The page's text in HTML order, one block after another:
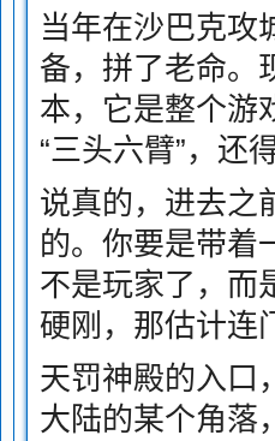
当年在沙巴克攻
备，拼了老命。
本，它是整个游
“三头六臂”，还
说真的，进去之
的。你要是带着
不是玩家了，而
硬刚，那估计连
天罚神殿的入口
大陆的某个角落